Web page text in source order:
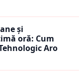
și
oră: Cum
Aro